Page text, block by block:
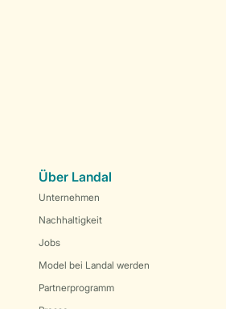
Über Landal
Unternehmen
Nachhaltigkeit
Jobs
Model bei Landal werden
Partnerprogramm